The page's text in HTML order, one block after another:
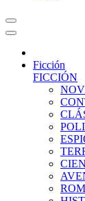
Ficción
FICCIÓN